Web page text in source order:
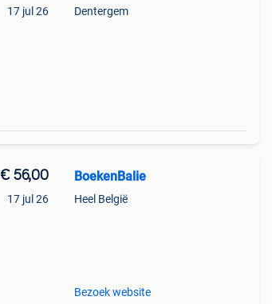
17 jul 26 Dentergem
€ 56,00
17 jul 26
BoekenBalie
Heel België
Bezoek website